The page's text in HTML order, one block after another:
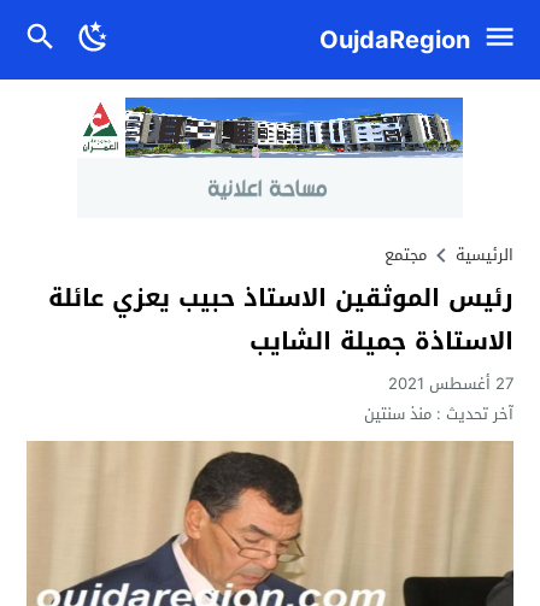
OujdaRegion
الرئيسية مجتمع
رئيس الموثقين الاستاذ حبيب يعزي عائلة
الاستاذة جميلة الشايب
27 أغسطس 2021
آخر تحديث :منذ سنتين